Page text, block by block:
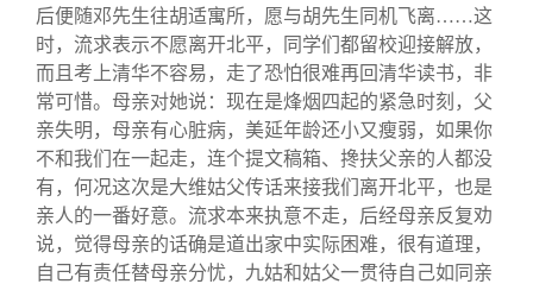
后便随邓先生往胡适寓所，愿与胡先生同机飞离……这
时，流求表示不愿离开北平，同学们都留校迎接解放，
而且考上清华不容易，走了恐怕很难再回清华读书，非
常可惜。母亲对她说：现在是烽烟四起的紧急时刻，父
亲失明，母亲有心脏病，美延年龄还小又瘦弱，如果你
不和我们在一起走，连个提文稿箱、搀扶父亲的人都没
有，何况这次是大维姑父传话来接我们离开北平，也是
亲人的一番好意。流求本来执意不走，后经母亲反复劝
说，觉得母亲的话确是道出家中实际困难，很有道理，
自己有责任替母亲分忧，九姑和姑父一贯待自己如同亲